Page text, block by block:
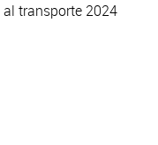
transporte 2024